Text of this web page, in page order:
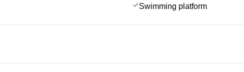
Swimming platform